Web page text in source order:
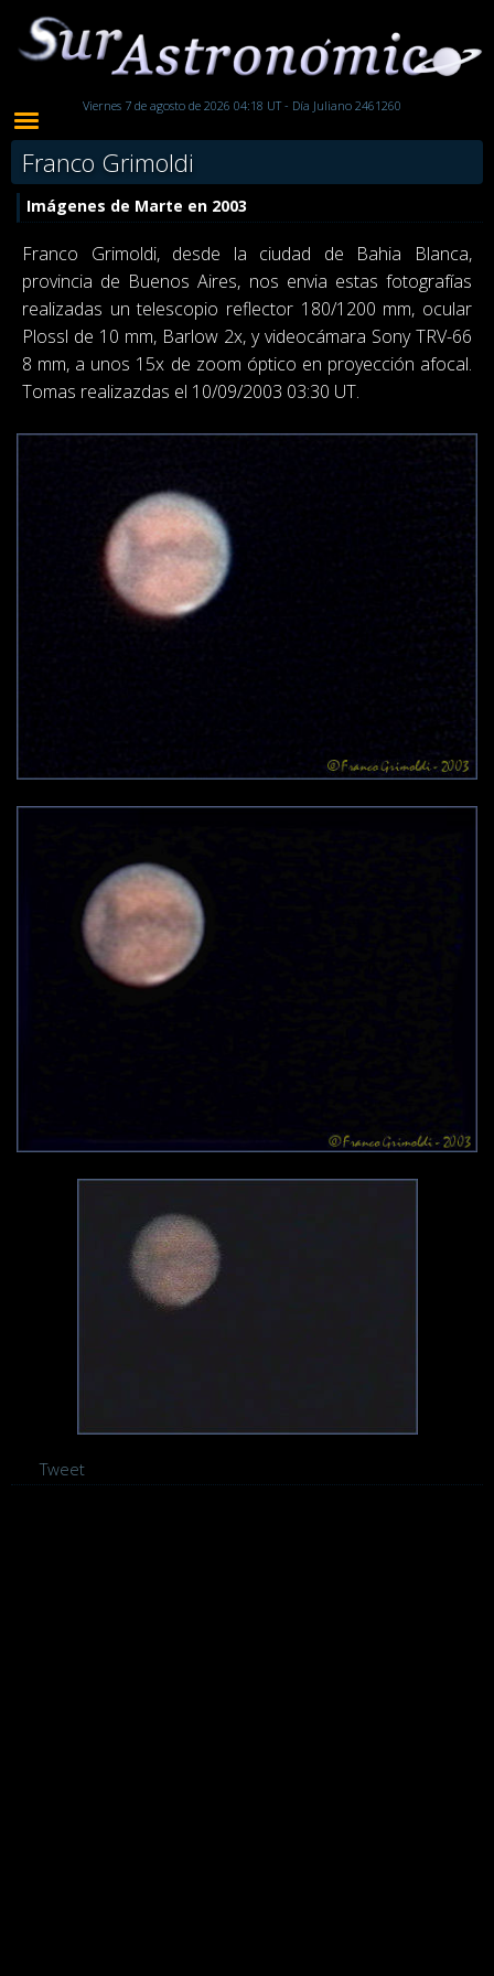
Viernes 7 de agosto de 2026 04:18 UT - Día Juliano 2461260
Franco Grimoldi
Imágenes de Marte en 2003
Franco Grimoldi, desde la ciudad de Bahia Blanca,
provincia de Buenos Aires, nos envia estas fotografías
realizadas un telescopio reflector 180/1200 mm, ocular
Plossl de 10 mm, Barlow 2x, y videocámara Sony TRV-66
8 mm, a unos 15x de zoom óptico en proyección afocal.
Tomas realizazdas el 10/09/2003 03:30 UT.
Tweet